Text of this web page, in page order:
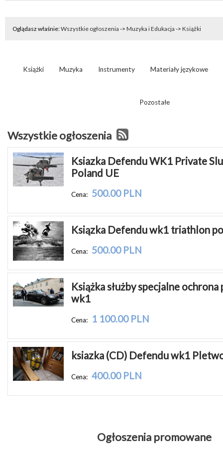
Oglądasz właśnie:Wszystkie ogłoszenia -> Muzyka i Edukacja -> Książki
Książki Muzyka Instrumenty Materiały językowe
Pozostałe
Wszystkie ogłoszenia
Ksiazka Defendu WK1 Private
Poland UE
Cena: 500.00 PLN
Ksiązka Defendu wk1 triathlon
Cena: 500.00 PLN
Książka służby specjalne
wk1
Cena: 1 100.00 PLN
ksiazka (CD) Defendu wk1
Cena: 400.00 PLN
Ogłoszenia promowane